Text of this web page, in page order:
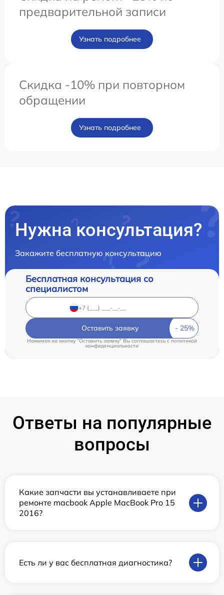
предварительной записи
Узнать подробнее
Скидка -10% при повторном
обращении
Узнать подробнее
Нужна консультация?
Закажите бесплатную консультацию
Бесплатная консультация со
специалистом
Оставить заявку
Нажимая на кнопку "Оставить заявку" Вы соглашаетесь c политикой
конфиденциальности
Ответы на популярные
вопросы
Какие запчасти вы устанавливаете при
ремонте macbook Apple MacBook Pro 15
2016?
Есть ли у вас бесплатная диагностика?